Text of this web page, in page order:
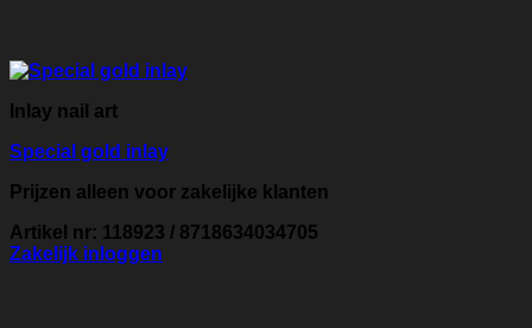
Inlay nail art
Special gold inlay
Prijzen alleen voor zakelijke klanten
Artikel nr: 118923 / 8718634034705
Zakelijk inloggen